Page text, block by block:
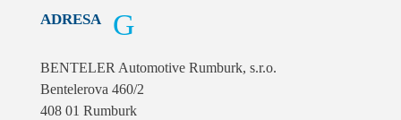
ADRESA
BENTELER Automotive Rumburk, s.r.o.
Bentelerova 460/2
408 01 Rumburk